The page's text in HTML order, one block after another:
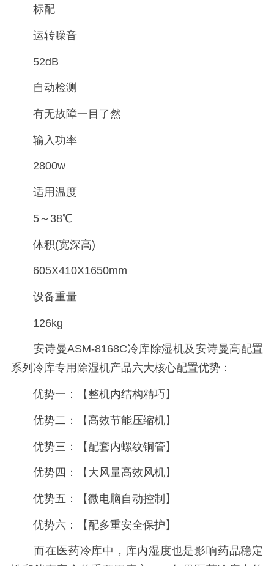
标配
运转噪音
52dB
自动检测
有无故障一目了然
输入功率
2800w
适用温度
5～38℃
体积(宽深高)
605X410X1650mm
设备重量
126kg
安诗曼ASM-8168C冷库除湿机及安诗曼高配置
系列冷库专用除湿机产品六大核心配置优势：
优势一：【整机内结构精巧】
优势二：【高效节能压缩机】
优势三：【配套内螺纹铜管】
优势四：【大风量高效风机】
优势五：【微电脑自动控制】
优势六：【配多重安全保护】
而在医药冷库中，库内湿度也是影响药品稳定